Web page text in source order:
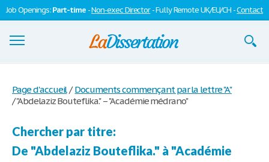
Job Openings:Part-time -Non-exec Director- Fully Remote UK/EU/CH -Contact
S'inscrire
Se connecter
Contactez-nous
Page d'accueil / Documents commençant par la lettre "A"
/"Abdelaziz Bouteflika." – "Académie médrano"
Chercher par titre:
De "Abdelaziz Bouteflika." à "Académie